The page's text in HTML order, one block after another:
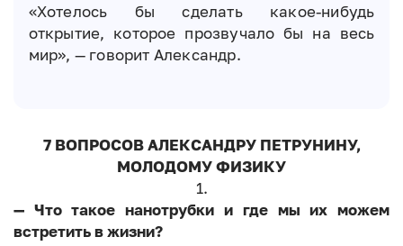
«Хотелось бы сделать какое-нибудь
открытие, которое прозвучало бы на весь
мир», — говорит Александр.
7 ВОПРОСОВ АЛЕКСАНДРУ ПЕТРУНИНУ,
МОЛОДОМУ ФИЗИКУ
1.
— Что такое нанотрубки и где мы их можем
встретить в жизни?